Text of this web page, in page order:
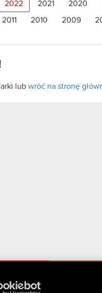
2022 2021 2020
2011 2010 2009
lub wróć na stronę